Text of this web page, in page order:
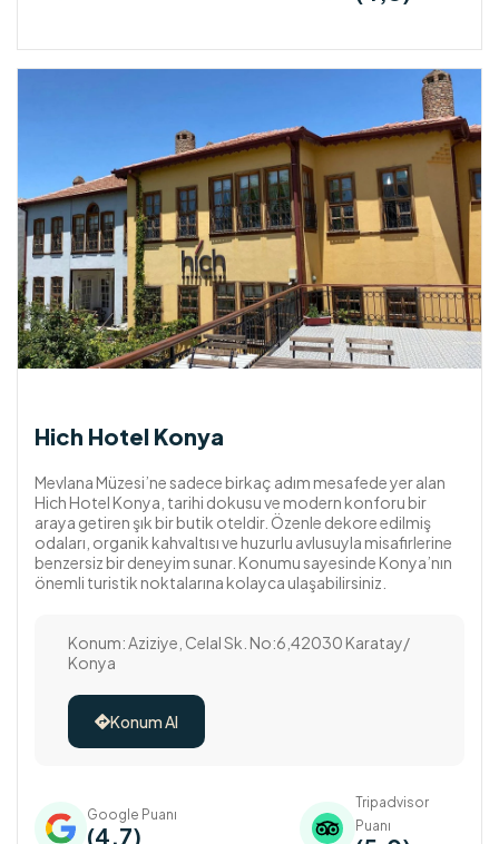
Hich Hotel Konya
Mevlana Müzesi’ne sadece birkaç adım mesafede yer alan
Hich Hotel Konya, tarihi dokusu ve modern konforu bir
araya getiren şık bir butik oteldir. Özenle dekore edilmiş
odaları, organik kahvaltısı ve huzurlu avlusuyla misafirlerine
benzersiz bir deneyim sunar. Konumu sayesinde Konya’nın
önemli turistik noktalarına kolayca ulaşabilirsiniz.
Konum: Aziziye, Celal Sk. No:6,42030 Karatay/
Konya
Konum Al
Google Puanı
(4,7)
Tripadvisor
Puanı